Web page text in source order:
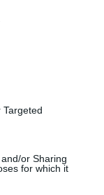
or Sharing
for which it
6,0 mg
0,4 µg